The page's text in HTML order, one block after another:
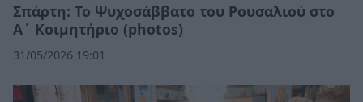
Σπάρτη: Το Ψυχοσάββατο του Ρουσαλιού στο
Α΄ Κοιμητήριο (photos)
31/05/2026 19:01